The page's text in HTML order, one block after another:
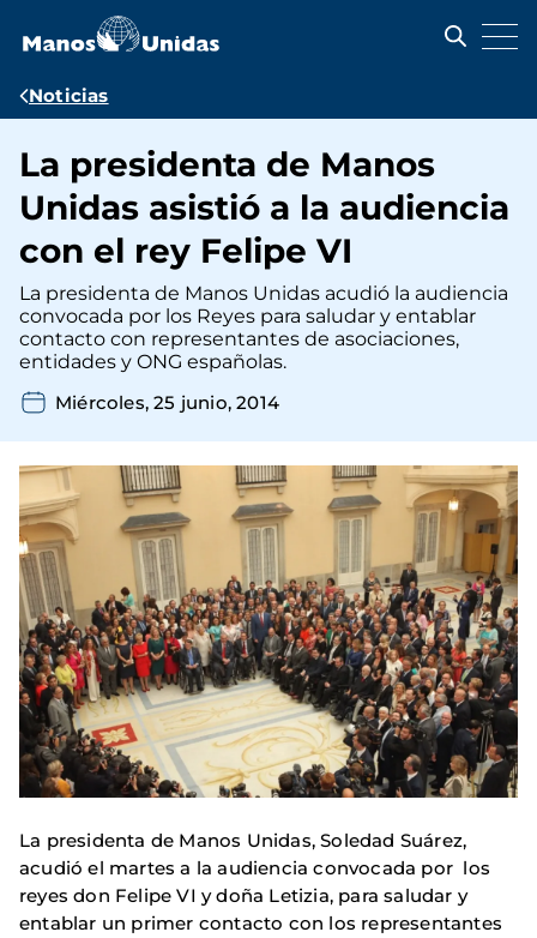
contenido
Ruta
navegación
Noticias
La presidenta de Manos
Unidas asistió a la audiencia
con el rey Felipe VI
La presidenta de Manos Unidas acudió la audiencia
convocada por los Reyes para saludar y entablar
contacto con representantes de asociaciones,
entidades y ONG españolas.
Miércoles, 25 junio, 2014
La presidenta de Manos Unidas, Soledad Suárez,
acudió el martes a la audiencia convocada por los
reyes don Felipe VI y doña Letizia, para saludar y
entablar un primer contacto con los representantes